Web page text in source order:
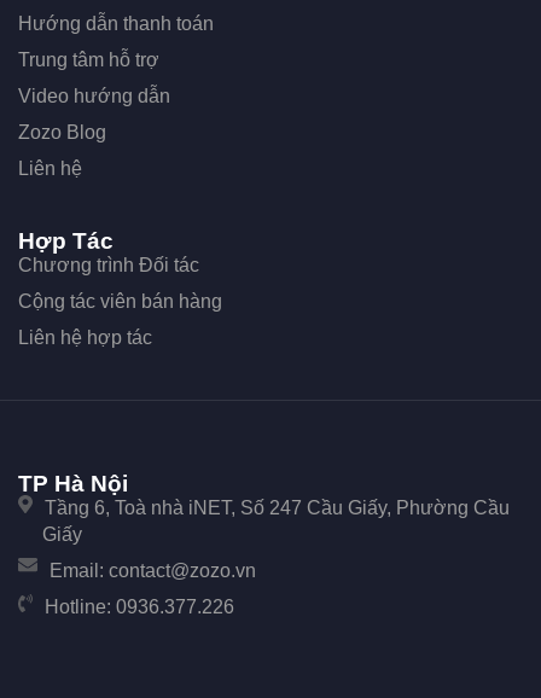
Hướng dẫn thanh toán
Trung tâm hỗ trợ
Video hướng dẫn
Zozo Blog
Liên hệ
Hợp Tác
Chương trình Đối tác
Cộng tác viên bán hàng
Liên hệ hợp tác
TP Hà Nội
Tầng 6, Toà nhà iNET, Số 247 Cầu Giấy, Phường Cầu
Giấy
Email: contact@zozo.vn
Hotline: 0936.377.226